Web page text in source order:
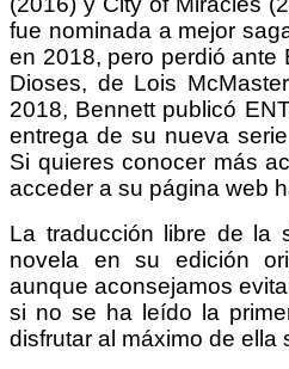
fue nominada a mejor
en 2018, pero perdió ante
Dioses, de Lois
2018, Bennett publicó
entrega de su nueva
Si quieres conocer más
acceder a su página web
La traducción libre de la
novela en su edición
aunque aconsejamos
si no se ha leído la
disfrutar al máximo de ella